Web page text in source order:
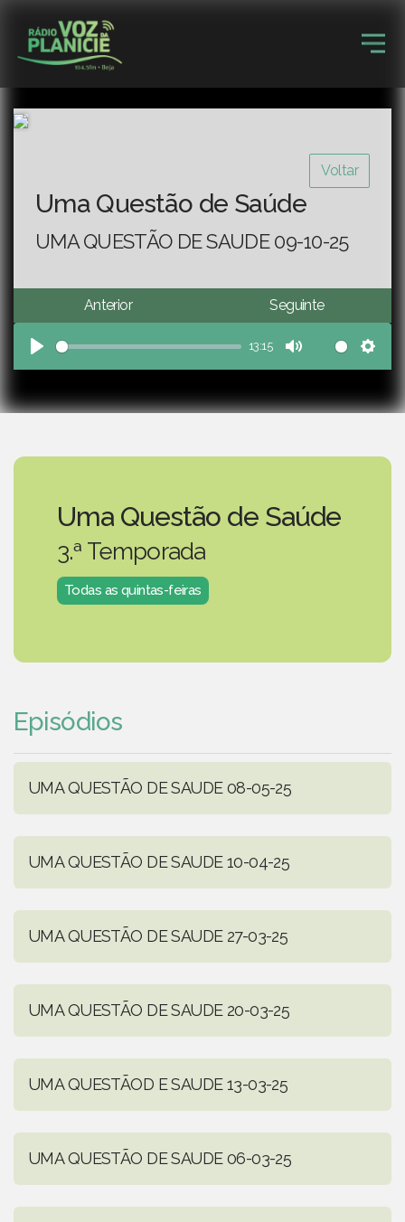
Voltar
Uma Questão de Saúde
UMA QUESTÃO DE SAUDE 09-10-25
Anterior Seguinte
Play
13:15
Mute
Uma Questão de Saúde
3.ª Temporada
Todas as quintas-feiras
Episódios
UMA QUESTÃO DE SAUDE 08-05-25
UMA QUESTÃO DE SAUDE 10-04-25
UMA QUESTÃO DE SAUDE 27-03-25
UMA QUESTÃO DE SAUDE 20-03-25
UMA QUESTÃOD E SAUDE 13-03-25
UMA QUESTÃO DE SAUDE 06-03-25